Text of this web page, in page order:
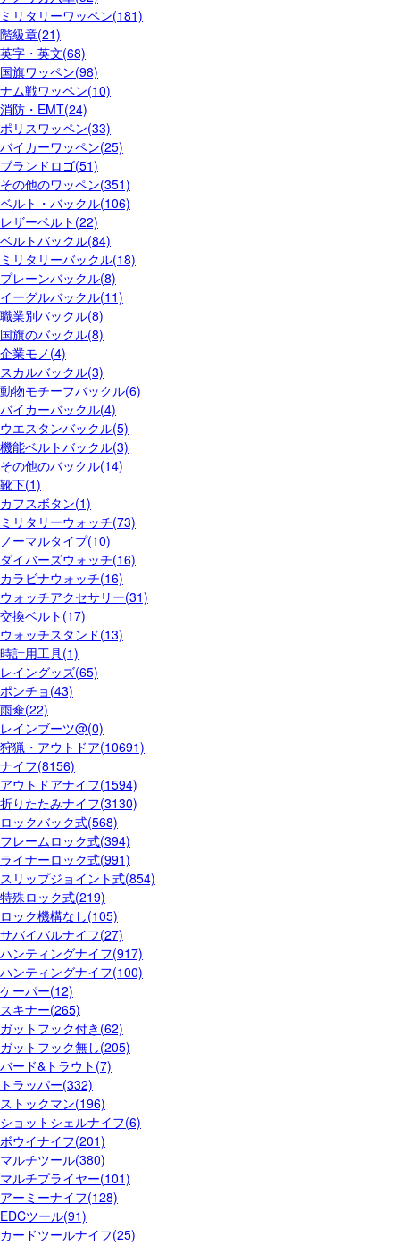
ミリタリーワッペン(181)
階級章(21)
英字・英文(68)
国旗ワッペン(98)
ナム戦ワッペン(10)
消防・EMT(24)
ポリスワッペン(33)
バイカーワッペン(25)
ブランドロゴ(51)
その他のワッペン(351)
ベルト・バックル(106)
レザーベルト(22)
ベルトバックル(84)
ミリタリーバックル(18)
プレーンバックル(8)
イーグルバックル(11)
職業別バックル(8)
国旗のバックル(8)
企業モノ(4)
スカルバックル(3)
動物モチーフバックル(6)
バイカーバックル(4)
ウエスタンバックル(5)
機能ベルトバックル(3)
その他のバックル(14)
靴下(1)
カフスボタン(1)
ミリタリーウォッチ(73)
ノーマルタイプ(10)
ダイバーズウォッチ(16)
カラビナウォッチ(16)
ウォッチアクセサリー(31)
交換ベルト(17)
ウォッチスタンド(13)
時計用工具(1)
レイングッズ(65)
ポンチョ(43)
雨傘(22)
レインブーツ@(0)
狩猟・アウトドア(10691)
ナイフ(8156)
アウトドアナイフ(1594)
折りたたみナイフ(3130)
ロックバック式(568)
フレームロック式(394)
ライナーロック式(991)
スリップジョイント式(854)
特殊ロック式(219)
ロック機構なし(105)
サバイバルナイフ(27)
ハンティングナイフ(917)
ハンティングナイフ(100)
ケーパー(12)
スキナー(265)
ガットフック付き(62)
ガットフック無し(205)
バード&トラウト(7)
トラッパー(332)
ストックマン(196)
ショットシェルナイフ(6)
ボウイナイフ(201)
マルチツール(380)
マルチプライヤー(101)
アーミーナイフ(128)
EDCツール(91)
カードツールナイフ(25)